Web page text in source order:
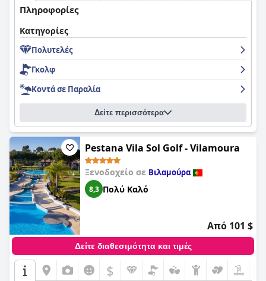
Πληροφορίες
Κατηγορίες
Πολυτελές
Γκολφ
Κοντά σε Παραλία
Δείτε περισσότερα
Pestana Vila Sol Golf - Vilamoura
Ξενοδοχείο σε Βιλαμούρα
8,3 Πολύ Καλό
Από 101 $
Δείτε διαθεσιμότητα και τιμές
$